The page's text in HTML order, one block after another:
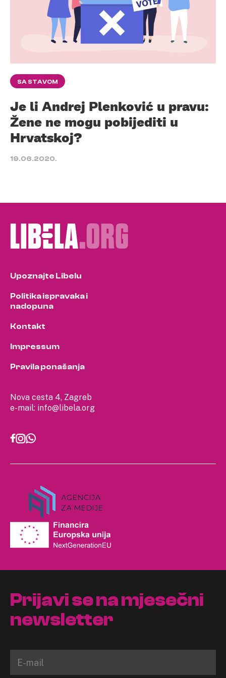
SA STAVOM
Je li Andrej Plenković u pravu:
Žene ne mogu pobijediti u
Hrvatskoj?
19.06.2020.
Nova cesta 4, Zagreb
e-mail: info@libela.org
Upoznajte Libelu
Politika ispravaka i
nadopuna
Kontakt
Impressum
Pravila ponašanja
Prijavi se na mjesečni
newsletter